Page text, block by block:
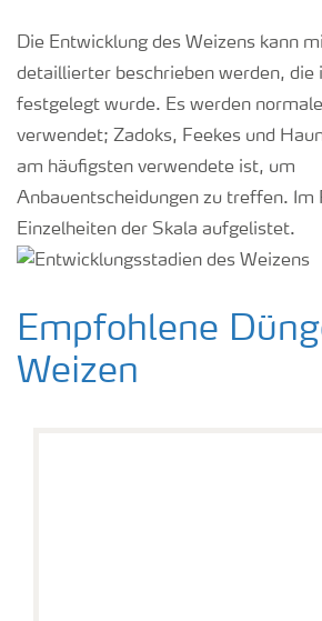
Die Entwicklung des Weizens kann
detaillierter beschrieben werden, die
festgelegt wurde. Es werden
verwendet; Zadoks, Feekes und
am häufigsten verwendete ist, um
Anbauentscheidungen zu treffen. Im
Einzelheiten der Skala aufgelistet.
Empfohlene
Weizen